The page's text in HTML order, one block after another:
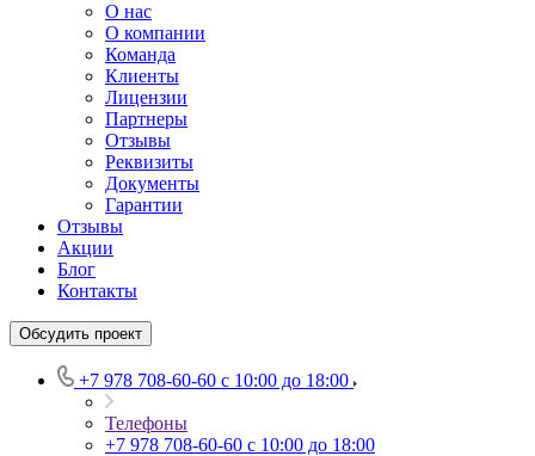
О нас
О компании
Команда
Клиенты
Лицензии
Партнеры
Отзывы
Реквизиты
Документы
Гарантии
Отзывы
Акции
Блог
Контакты
Обсудить проект
+7 978 708-60-60 c 10:00 до 18:00
Телефоны
+7 978 708-60-60 c 10:00 до 18:00